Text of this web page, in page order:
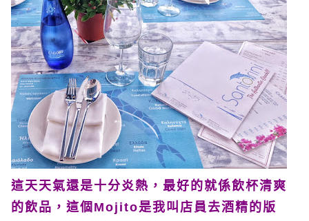
這天天氣還是十分炎熱，最好的就係飲杯清爽
的飲品，這個Mojito是我叫店員去酒精的版